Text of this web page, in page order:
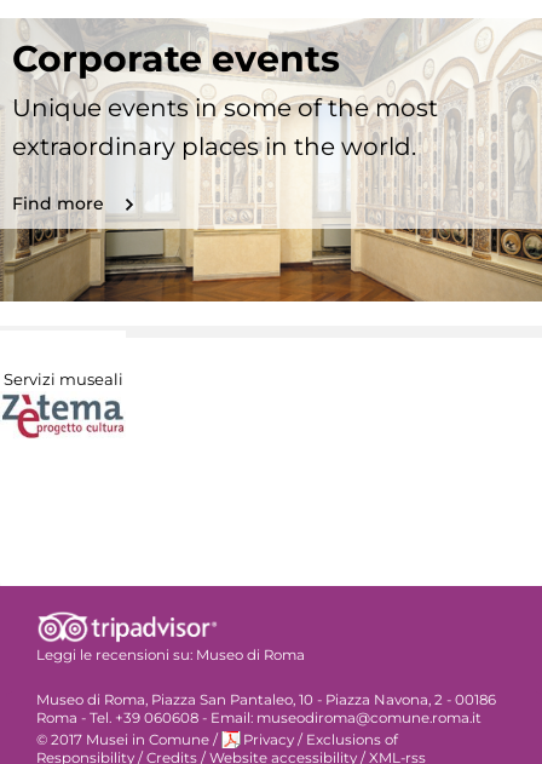
Corporate events
Unique events in some of the most
extraordinary places in the world.
Find more
Servizi museali
Leggi le recensioni su: Museo di Roma
Museo di Roma, Piazza San Pantaleo, 10 - Piazza Navona, 2 - 00186
Roma - Tel. +39 060608 - Email: museodiroma@comune.roma.it
© 2017 Musei in Comune / Privacy / Exclusions of
Responsibility /Credits /Website accessibility /XML-rss